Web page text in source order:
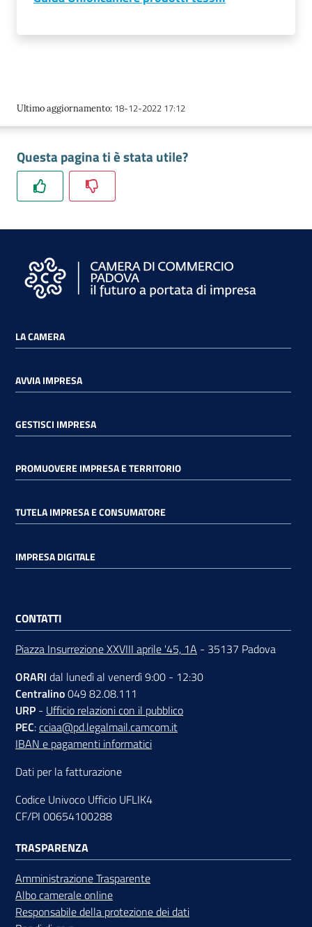
Ultimo aggiornamento: 18-12-2022 17:12
Questa pagina ti è stata utile?
LA CAMERA
AVVIA IMPRESA
GESTISCI IMPRESA
PROMUOVERE IMPRESA E TERRITORIO
TUTELA IMPRESA E CONSUMATORE
IMPRESA DIGITALE
CONTATTI
Piazza Insurrezione XXVIII aprile '45, 1A - 35137 Padova
ORARI dal lunedì al venerdì 9:00 - 12:30
Centralino049 82.08.111
URP - Ufficio relazioni con il pubblico
PEC:cciaa@pd.legalmail.camcom.it
IBAN e pagamenti informatici
Dati per la fatturazione
Codice Univoco Ufficio UFLIK4
CF/PI 00654100288
TRASPARENZA
Amministrazione Trasparente
Albo camerale online
Responsabile della protezione dei dati